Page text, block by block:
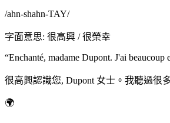
/ahn-shahn-TAY/
字面意思: 很高興 / 很榮幸
“Enchanté, madame Dupont. J'ai beaucoup
很高興認識您, Dupont 女士。我聽過很
🌍